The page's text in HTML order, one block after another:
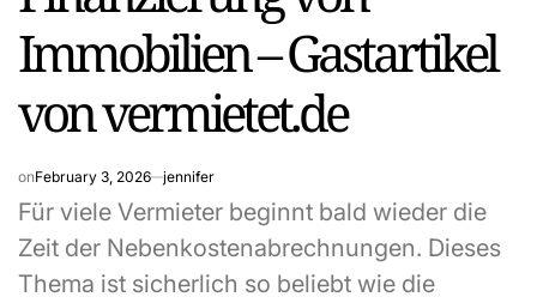
Immobilien – Gastartikel
von vermietet.de
onFebruary 3, 2026 jennifer
Für viele Vermieter beginnt bald wieder die
Zeit der Nebenkostenabrechnungen. Dieses
Thema ist sicherlich so beliebt wie die